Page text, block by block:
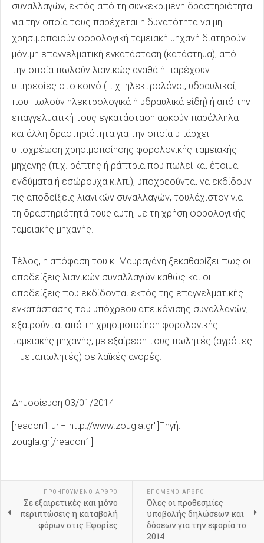
συναλλαγών, εκτός από τη συγκεκριμένη δραστηριότητα
για την οποία τους παρέχεται η δυνατότητα να μη
χρησιμοποιούν φορολογική ταμειακή μηχανή διατηρούν
μόνιμη επαγγελματική εγκατάσταση (κατάστημα), από
την οποία πωλούν λιανικώς αγαθά ή παρέχουν
υπηρεσίες στο κοινό (π.χ. ηλεκτρολόγοι, υδραυλικοί,
που πωλούν ηλεκτρολογικά ή υδραυλικά είδη) ή από την
επαγγελματική τους εγκατάσταση ασκούν παράλληλα
και άλλη δραστηριότητα για την οποία υπάρχει
υποχρέωση χρησιμοποίησης φορολογικής ταμειακής
μηχανής (π.χ. ράπτης ή ράπτρια που πωλεί και έτοιμα
ενδύματα ή εσώρουχα κ.λπ.), υποχρεούνται να εκδίδουν
τις αποδείξεις λιανικών συναλλαγών, τουλάχιστον για
τη δραστηριότητά τους αυτή, με τη χρήση φορολογικής
ταμειακής μηχανής.
Τέλος, η απόφαση του κ. Μαυραγάνη ξεκαθαρίζει πως οι
αποδείξεις λιανικών συναλλαγών καθώς και οι
αποδείξεις που εκδίδονται εκτός της επαγγελματικής
εγκατάστασης του υπόχρεου απεικόνισης συναλλαγών,
εξαιρούνται από τη χρησιμοποίηση φορολογικής
ταμειακής μηχανής, με εξαίρεση τους πωλητές (αγρότες
– μεταπωλητές) σε λαϊκές αγορές.
Δημοσίευση 03/01/2014
[readon1 url="http://www.zougla.gr"]Πηγή:
zougla.gr[/readon1]
ΠΡΟΗΓΟΎΜΕΝΟ ΑΡΘΡΟ
Σε εξαιρετικές και μόνο
περιπτώσεις η καταβολή
φόρων στις Εφορίες
ΕΠΟΜΕΝΟ ΑΡΘΡΟ
Όλες οι προθεσμίες
υποβολής δηλώσεων και
δόσεων για την εφορία το
2014